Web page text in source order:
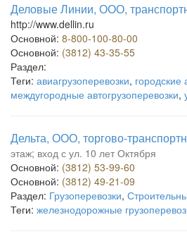
Деловые Линии, ООО,
http://www.dellin.ru
Основной: 8-800-100-80-00
Основной: (3812) 43-35-55
Раздел:
Теги: авиагрузоперевозки, городские
междугородные автогрузоперевозки,
Дельта, ООО, торгово-
этаж; вход с ул. 10 лет Октября
Основной: (3812) 53-99-60
Основной: (3812) 49-21-09
Раздел: Грузоперевозки,
Теги: железнодорожные